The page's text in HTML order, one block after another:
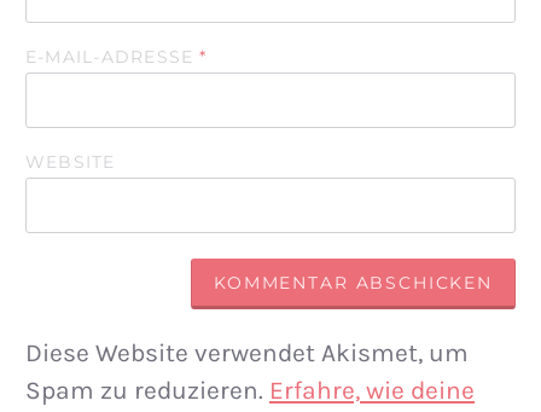
E-MAIL-ADRESSE*
WEBSITE
Diese Website verwendet Akismet, um
Spam zu reduzieren. Erfahre, wie deine